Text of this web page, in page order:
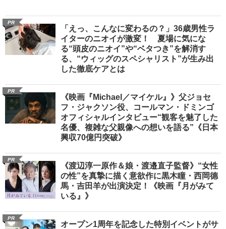
PR
「えっ、こんなに変わるの？」36歳男性ラ
イターのニオイが激変！ 夏場に気にな
る“頭皮のニオイ”や“ベタつき”を解消す
る、“ウィッグのスペシャリスト”が生み出
した徹底ケアとは
PR
《映画『Michael／マイケル』》父ジョセ
フ・ジャクソン役、コールマン・ドミンゴ
オフィシャルインタビュー“観客を魅了した
名優、複雑な父親像への想いを語る”《日本
興収70億円突破》
PR
《渡辺淳一原作＆娘・渡邉直子監督》“女性
の性”を真摯に描く意欲作に黒木瞳・西岡德
馬・吉田羊が出演決定！《映画『月がみて
いる』》
PR
オープン1周年を記念した特別イベントがサ